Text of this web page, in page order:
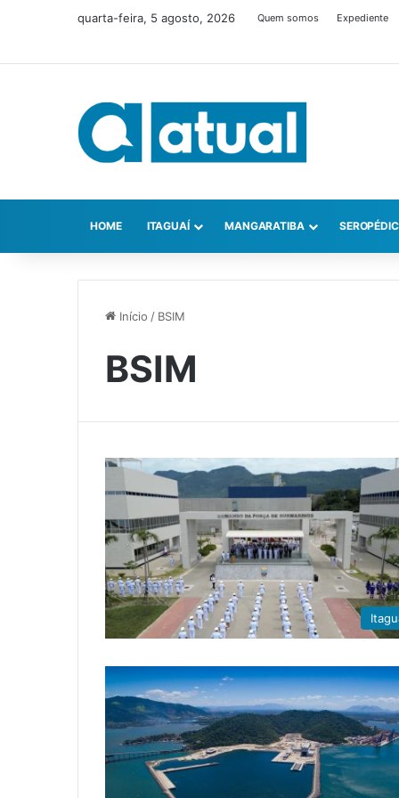
quarta-feira, 5 agosto, 2026 Quem somos Expediente
HOME ITAGUAÍ MANGARATIBA
Início / BSIM
BSIM